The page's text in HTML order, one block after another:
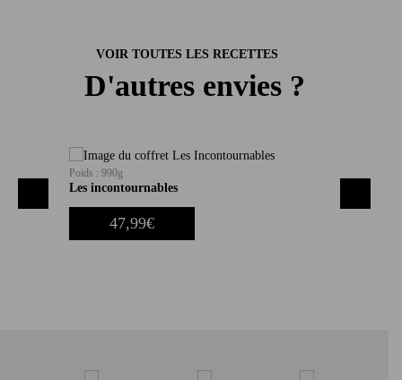
VOIR TOUTES LES RECETTES
D'autres envies ?
Poids : 990g
Les incontournables
47,99€
Ajouter au panier